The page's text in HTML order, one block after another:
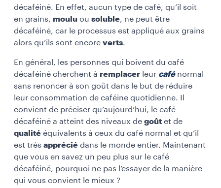
décaféiné. En effet, aucun type de café, qu’il soit
en grains, moulu ou soluble, ne peut être
décaféiné, car le processus est appliqué aux grains
alors qu’ils sont encore verts.
En général, les personnes qui boivent du café
décaféiné cherchent à remplacer leur cafénormal
sans renoncer à son goût dans le but de réduire
leur consommation de caféine quotidienne. Il
convient de préciser qu’aujourd’hui, le café
décaféiné a atteint des niveaux de goût et de
qualité équivalents à ceux du café normal et qu’il
est très apprécié dans le monde entier. Maintenant
que vous en savez un peu plus sur le café
décaféiné, pourquoi ne pas l’essayer de la manière
qui vous convient le mieux ?